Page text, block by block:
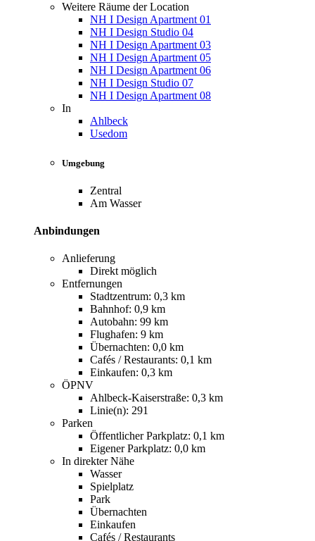
Weitere Räume der Location
NH I Design Apartment 01
NH I Design Studio 04
NH I Design Apartment 03
NH I Design Apartment 05
NH I Design Apartment 06
NH I Design Studio 07
NH I Design Apartment 08
In
Ahlbeck
Usedom
Umgebung
Zentral
Am Wasser
Anbindungen
Anlieferung
Direkt möglich
Entfernungen
Stadtzentrum: 0,3 km
Bahnhof: 0,9 km
Autobahn: 99 km
Flughafen: 9 km
Übernachten: 0,0 km
Cafés / Restaurants: 0,1 km
Einkaufen: 0,3 km
ÖPNV
Ahlbeck-Kaiserstraße: 0,3 km
Linie(n): 291
Parken
Öffentlicher Parkplatz: 0,1 km
Eigener Parkplatz: 0,0 km
In direkter Nähe
Wasser
Spielplatz
Park
Übernachten
Einkaufen
Cafés / Restaurants